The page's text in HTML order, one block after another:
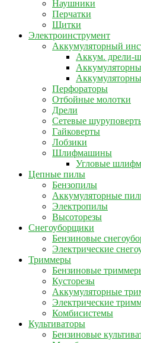
Наушники
Перчатки
Щитки
Электроинструмент
Аккумуляторный
Аккум. дрели-
Перфораторы
Отбойные молотки
Дрели
Сетевые
Гайковерты
Лобзики
Шлифмашины
Угловые
Цепные пилы
Бензопилы
Аккумуляторные
Электропилы
Высоторезы
Снегоуборщики
Бензиновые
Электрические
Триммеры
Бензиновые
Кусторезы
Аккумуляторные
Электрические
Комбисистемы
Культиваторы
Бензиновые